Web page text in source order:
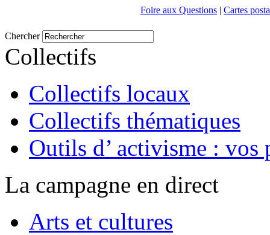
Foire aux Questions | Cartes
Chercher
Collectifs
Collectifs locaux
Collectifs thématiques
Outils d’ activisme : vos
La campagne en direct
Arts et cultures